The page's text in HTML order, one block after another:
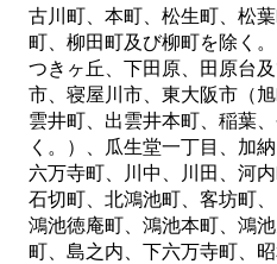
古川町、本町、松生町、松
町、柳田町及び柳町を除く
つきヶ丘、下田原、田原台
市、寝屋川市、東大阪市（
雲井町、出雲井本町、稲葉
く。）、瓜生堂一丁目、加
六万寺町、川中、川田、河
石切町、北鴻池町、客坊町
鴻池徳庵町、鴻池本町、鴻
町、島之内、下六万寺町、